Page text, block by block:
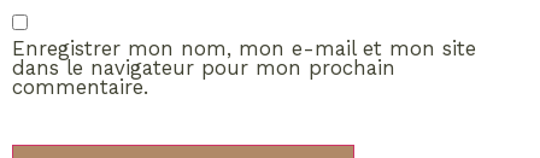
Enregistrer mon nom, mon e-mail et mon site
dans le navigateur pour mon prochain
commentaire.